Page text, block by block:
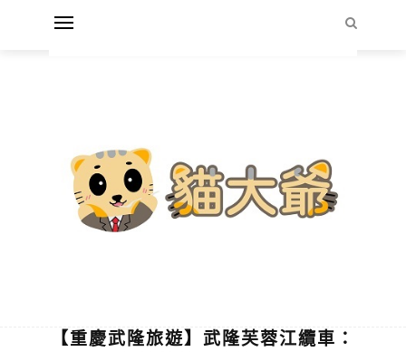
【重慶武隆旅遊】武隆芙蓉江纜車：